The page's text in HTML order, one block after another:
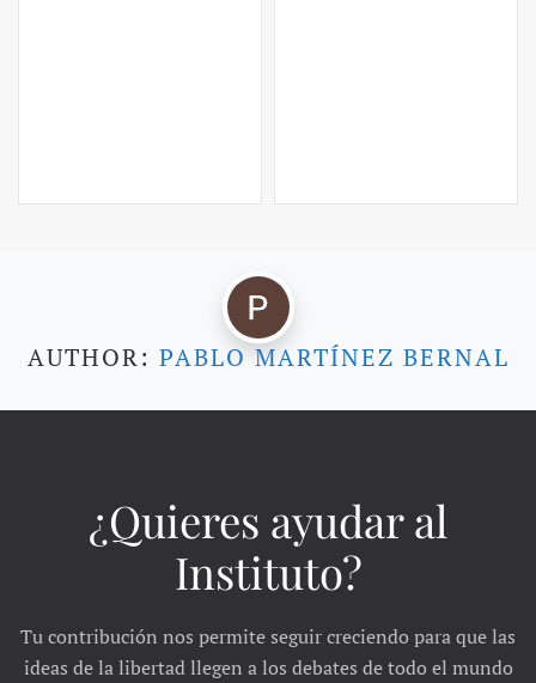
AUTHOR: PABLO MARTÍNEZ BERNAL
¿Quieres ayudar al
Instituto?
Tu contribución nos permite seguir creciendo para que las
ideas de la libertad llegen a los debates de todo el mundo